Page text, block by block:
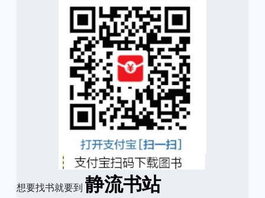
想要找书就要到 静流书站